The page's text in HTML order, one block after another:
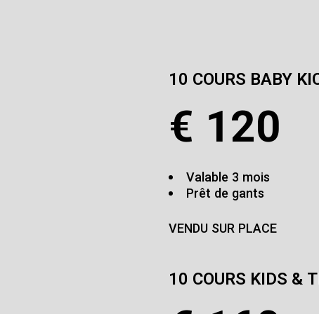
10 COURS BABY
€ 120
Valable 3 mois
Prêt de gants
VENDU SUR PLACE
10 COURS KIDS &